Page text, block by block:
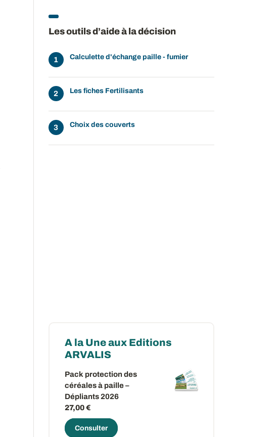
Les outils d’aide à la décision
Calculette d'échange paille - fumier
Les fiches Fertilisants
Choix des couverts
A la Une aux Editions
ARVALIS
Pack protection des
céréales à paille –
Dépliants 2026
27,00 €
Consulter